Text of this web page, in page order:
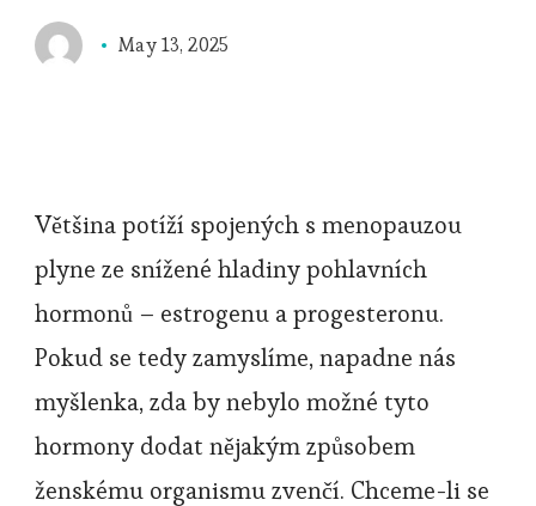
May 13, 2025
Většina potíží spojených s menopauzou
plyne ze snížené hladiny pohlavních
hormonů – estrogenu a progesteronu.
Pokud se tedy zamyslíme, napadne nás
myšlenka, zda by nebylo možné tyto
hormony dodat nějakým způsobem
ženskému organismu zvenčí. Chceme-li se